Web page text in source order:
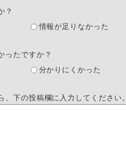
？
情報が足りなかった
ったですか？
分かりにくかった
下の投稿欄に入力してください。